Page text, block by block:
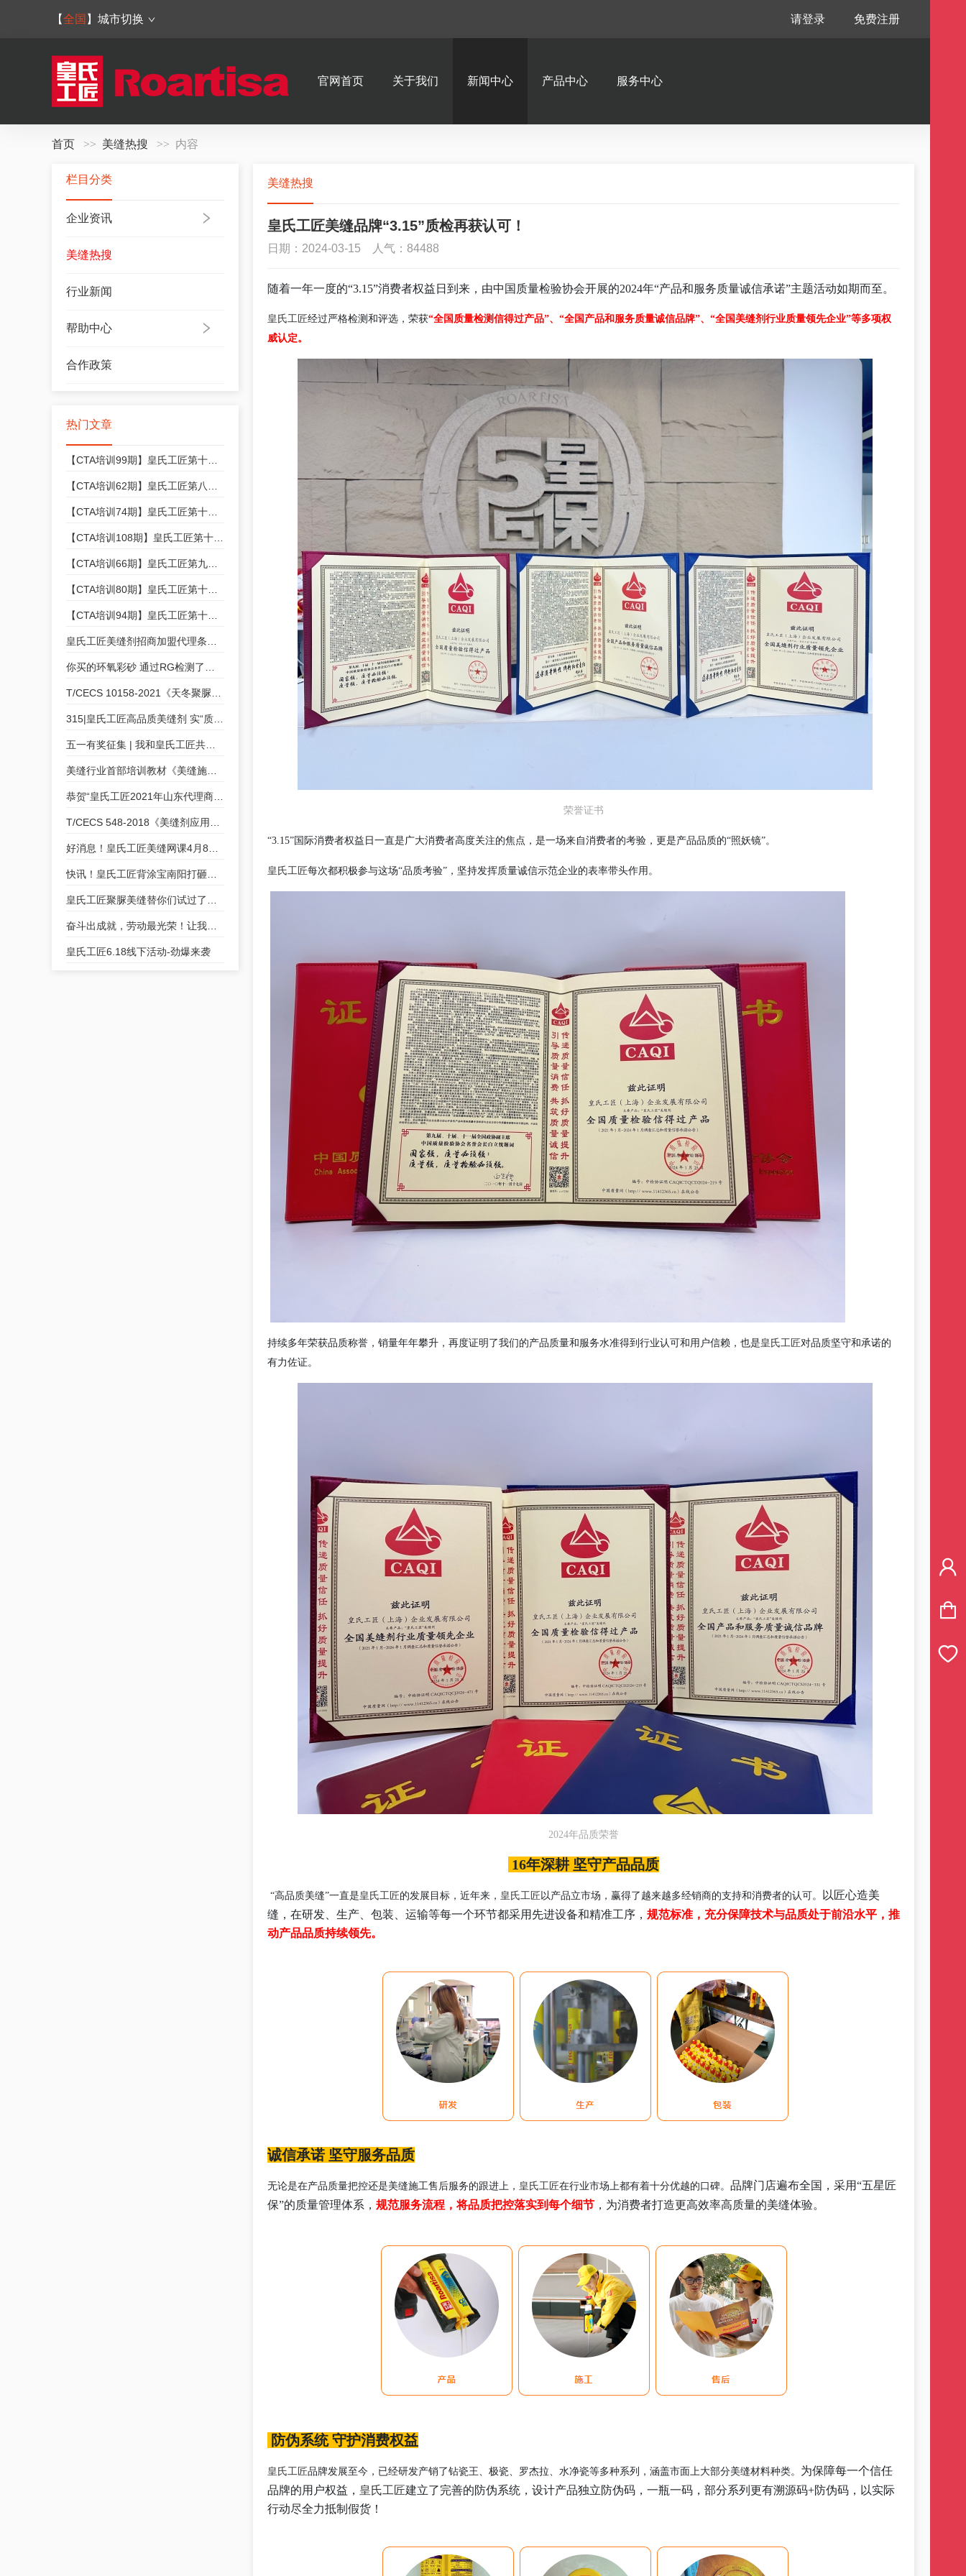
【全国 】 城市切换 请登录 免费注册
官网首页 关于我们 新闻中心 产品中心 服务中心
首页 美缝热搜 内容
栏目分类
企业资讯
美缝热搜
行业新闻
帮助中心
合作政策
热门文章
皇氏工匠6.18线下活动-劲爆来袭
美缝热搜
皇氏工匠美缝品牌“3.15”质检再获认可！
日期：2024-03-15 人气：84488
随着一年一度的“3.15”消费者权益日到来，由中国质量检验协会开展的2024年“产品和服务质量诚信承诺”主题活动如期而至。
皇氏工匠经过严格检测和评选，荣获“全国质量检测信得过产品”、“全国产品和服务质量诚信品牌”、“全国美缝剂行业质量领先企业”等多项权
威认定。
荣誉证书
“3.15”国际消费者权益日一直是广大消费者高度关注的焦点，是一场来自消费者的考验，更是产品品质的“照妖镜”。
皇氏工匠每次都积极参与这场“品质考验”，坚持发挥质量诚信示范企业的表率带头作用。
持续多年荣获品质称誉，销量年年攀升，再度证明了我们的产品质量和服务水准得到行业认可和用户信赖，也是皇氏工匠对品质坚守和承诺的
有力佐证。
2024年品质荣誉
16年深耕 坚守产品品质
“高品质美缝”一直是皇氏工匠的发展目标，近年来， 皇氏工匠以产品立市场，赢得了越来越多经销商的支持和消费者的认可。
以匠心造美
缝，在研发、生产、包装、运输等每一个环节都采用先进设备和精准工序， 规范标准，充分保障技术与品质处于前沿水平，推
动产品品质持续领先。
诚信承诺 坚守服务品质
无论是在产品质量把控还是美缝施工售后服务的跟进上， 皇氏工匠在行业市场上都有着十分优越的口碑。 品牌门店遍布全国，采用“五星匠
保”的质量管理体系， 规范服务流程，将品质把控落实到每个细节 ，为消费者打造更高效率高质量的美缝体验。
防伪系统 守护消费权益
皇氏工匠品牌发展至今，已经研发产销了钻瓷王、极瓷、罗杰拉、水净瓷等多种系列，涵盖市面上大部分美缝材料种类。 为保障每一个信任
品牌的用户权益， 皇氏工匠建立了完善的防伪系统，设计产品独立防伪码，一瓶一码，部分系列更有溯源码+防伪码，以实际
行动尽全力抵制假货！